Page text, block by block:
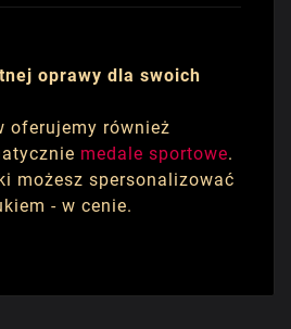
oprawy dla swoich
oferujemy również
medale sportowe.
możesz spersonalizować
- w cenie.